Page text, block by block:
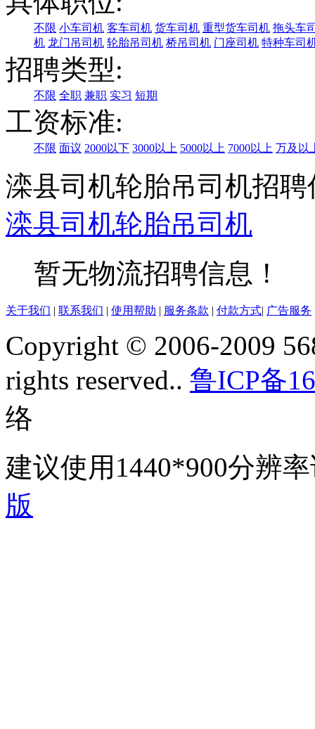
不限 小车司机 客车司机 货车司机 重型货车司机 拖头车
机 龙门吊司机 轮胎吊司机 桥吊司机 门座司机 特种车司
招聘类型:
不限 全职 兼职 实习 短期
工资标准:
不限 面议 2000以下 3000以上 5000以上 7000以上 万及以
滦县司机轮胎吊司机招聘
滦县司机轮胎吊司机
暂无物流招聘信息！
关于我们 | 联系我们 | 使用帮助 | 服务条款 | 付款方式| 广告服务
Copyright © 2006-2009
rights reserved.. 鲁ICP备
络
建议使用1440*900分辨
版